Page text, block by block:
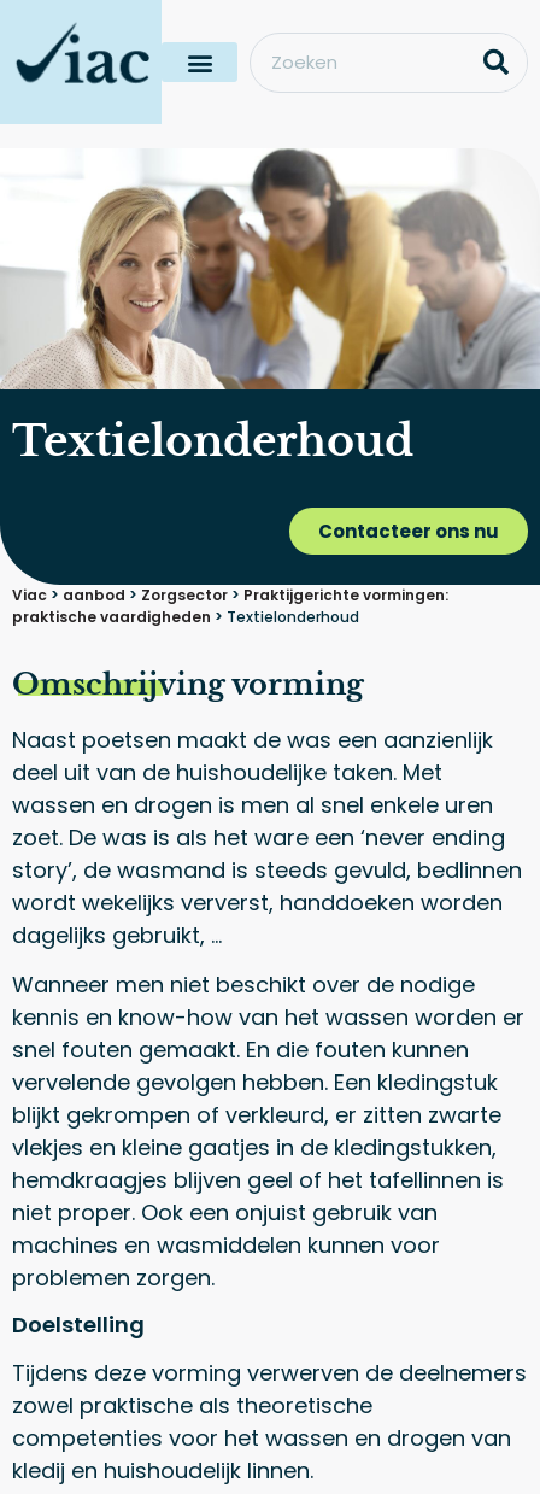
Textielonderhoud
Contacteer ons nu
Viac > aanbod > Zorgsector > Praktijgerichte vormingen:
praktische vaardigheden > Textielonderhoud
Omschrijving vorming
Naast poetsen maakt de was een aanzienlijk
deel uit van de huishoudelijke taken. Met
wassen en drogen is men al snel enkele uren
zoet. De was is als het ware een ‘never ending
story’, de wasmand is steeds gevuld, bedlinnen
wordt wekelijks ververst, handdoeken worden
dagelijks gebruikt, …
Wanneer men niet beschikt over de nodige
kennis en know-how van het wassen worden er
snel fouten gemaakt. En die fouten kunnen
vervelende gevolgen hebben. Een kledingstuk
blijkt gekrompen of verkleurd, er zitten zwarte
vlekjes en kleine gaatjes in de kledingstukken,
hemdkraagjes blijven geel of het tafellinnen is
niet proper. Ook een onjuist gebruik van
machines en wasmiddelen kunnen voor
problemen zorgen.
Doelstelling
Tijdens deze vorming verwerven de deelnemers
zowel praktische als theoretische
competenties voor het wassen en drogen van
kledij en huishoudelijk linnen.